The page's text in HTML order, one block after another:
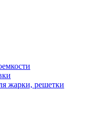
жарки, решетки